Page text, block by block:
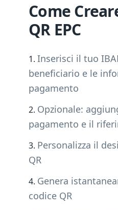
Come
QR EPC
Inserisci il tuo
beneficiario e le
pagamento
Opzionale:
pagamento e il
Personalizza il
QR
Genera
codice QR